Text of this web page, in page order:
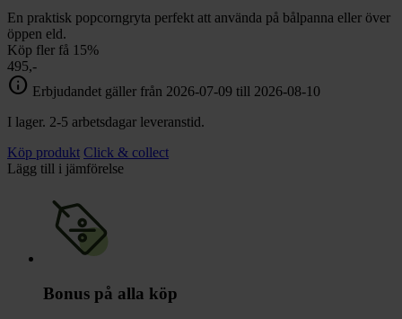
En praktisk popcorngryta perfekt att använda på bålpanna eller över
öppen eld.
Köp fler få 15%
495,-
info Erbjudandet gäller från 2026-07-09 till 2026-08-10
I lager. 2-5 arbetsdagar leveranstid.
Köp produkt Click & collect
Lägg till i jämförelse
Bonus på alla köp